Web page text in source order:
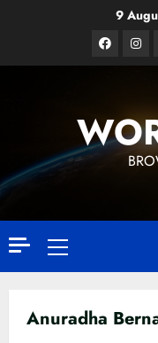
9
Facebook
Primary
Menu
Anuradha